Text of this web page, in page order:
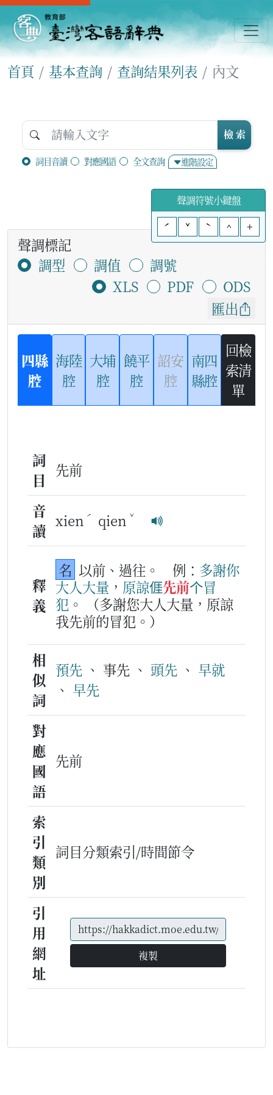
首頁 基本查詢 查詢結果列表 內文
詞目音讀 對應國語 全文查詢 進階設定
檢 索
聲調符號小鍵盤
ˊ
ˇ ˋ ^ +
聲調標記
調型
調值
調號
XLS
PDF
ODS
匯出
四縣
腔
海陸
腔
大埔
腔
饒平
腔
詔安
腔
南四
縣腔
回檢
索清
單
詞
目
先前
音
讀
xien ˊ qien ˇ
釋
義
名 以前、過往。 例： 多謝你
大人大量 ， 原諒𠊎先前个冒
犯 。
（多謝您大人大量，原諒
我先前的冒犯。）
相
似
詞
預先 、 事先 、 頭先 、 早就
、 早先
對
應
國
語
先前
索
引
類
別
詞目分類索引/時間節令
引
用
網
址
複製